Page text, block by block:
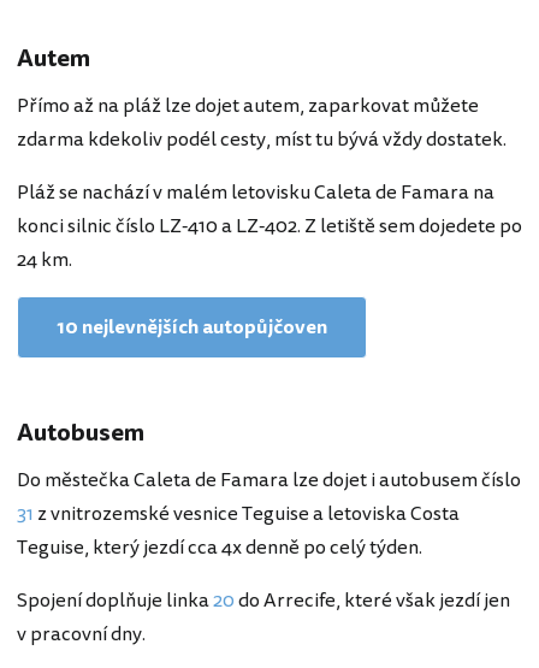
Autem
Přímo až na pláž lze dojet autem, zaparkovat můžete
zdarma kdekoliv podél cesty, míst tu bývá vždy dostatek.
Pláž se nachází v malém letovisku Caleta de Famara na
konci silnic číslo LZ-410 a LZ-402. Z letiště sem dojedete po
24 km.
10 nejlevnějších autopůjčoven
Autobusem
Do městečka Caleta de Famara lze dojet i autobusem číslo
31 z vnitrozemské vesnice Teguise a letoviska Costa
Teguise, který jezdí cca 4x denně po celý týden.
Spojení doplňuje linka20do Arrecife, které však jezdí jen
v pracovní dny.